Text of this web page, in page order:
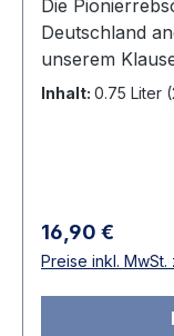
Die
Deutschland
unserem
Sachsen
Granit-Syenit-
bieten mit
Inhalt: 0.75 Liter
Regulärer Preis:
16,90 €
Preise inkl.